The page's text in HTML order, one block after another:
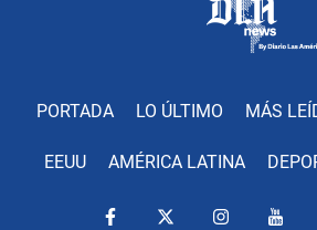
PORTADA LO ÚLTIMO MÁS
EEUU AMÉRICA LATINA